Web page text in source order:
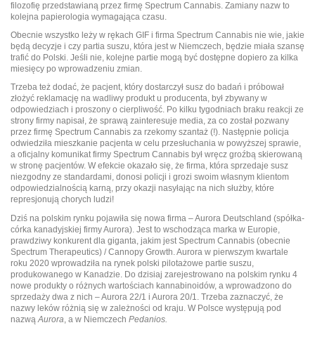
filozofię przedstawianą przez firmę Spectrum Cannabis. Zamiany nazw to
kolejna papierologia wymagająca czasu.
Obecnie wszystko leży w rękach GIF i firma Spectrum Cannabis nie wie, jakie
będą decyzje i czy partia suszu, która jest w Niemczech, będzie miała szansę
trafić do Polski. Jeśli nie, kolejne partie mogą być dostępne dopiero za kilka
miesięcy po wprowadzeniu zmian.
Trzeba też dodać, że pacjent, który dostarczył susz do badań i próbował
złożyć reklamację na wadliwy produkt u producenta, był zbywany w
odpowiedziach i proszony o cierpliwość. Po kilku tygodniach braku reakcji ze
strony firmy napisał, że sprawą zainteresuje media, za co został pozwany
przez firmę Spectrum Cannabis za rzekomy szantaż (!). Następnie policja
odwiedziła mieszkanie pacjenta w celu przesłuchania w powyższej sprawie,
a oficjalny komunikat firmy Spectrum Cannabis był wręcz groźbą skierowaną
w stronę pacjentów. W efekcie okazało się, że firma, która sprzedaje susz
niezgodny ze standardami, donosi policji i grozi swoim własnym klientom
odpowiedzialnością karną, przy okazji nasyłając na nich służby, które
represjonują chorych ludzi!
Dziś na polskim rynku pojawiła się nowa firma – Aurora Deutschland (spółka-
córka kanadyjskiej firmy Aurora). Jest to wschodząca marka w Europie,
prawdziwy konkurent dla giganta, jakim jest Spectrum Cannabis (obecnie
Spectrum Therapeutics) / Cannopy Growth. Aurora w pierwszym kwartale
roku 2020 wprowadziła na rynek polski pilotażowe partie suszu,
produkowanego w Kanadzie. Do dzisiaj zarejestrowano na polskim rynku 4
nowe produkty o różnych wartościach kannabinoidów, a wprowadzono do
sprzedaży dwa z nich – Aurora 22/1 i Aurora 20/1. Trzeba zaznaczyć, że
nazwy leków różnią się w zależności od kraju. W Polsce występują pod
nazwą Aurora , a w Niemczech Pedanios.